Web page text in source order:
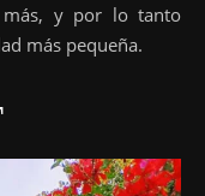
más, y por lo tanto
más pequeña.